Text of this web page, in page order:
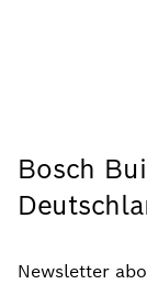
Bosch
Newsletter